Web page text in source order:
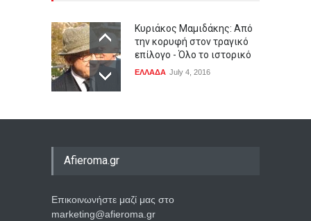
Κυριάκος Μαμιδάκης: Από
την κορυφή στον τραγικό
επίλογο - Όλο το ιστορικό
ΕΛΛΑΔΑ July 4, 2016
Afieroma.gr
Επικοινωνήστε μαζί μας στο
marketing@afieroma.gr